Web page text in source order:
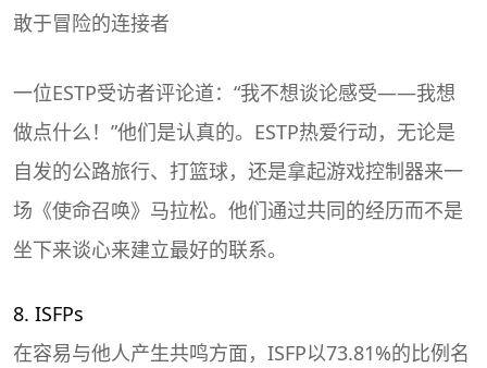
敢于冒险的连接者
一位ESTP受访者评论道：“我不想谈论感受——我想
做点什么！”他们是认真的。ESTP热爱行动，无论是
自发的公路旅行、打篮球，还是拿起游戏控制器来一
场《使命召唤》马拉松。他们通过共同的经历而不是
坐下来谈心来建立最好的联系。
8. ISFPs
在容易与他人产生共鸣方面，ISFP以73.81%的比例名